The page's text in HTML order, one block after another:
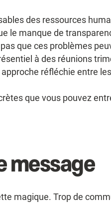
des ressources
le manque de
que ces problèmes
à des réunions
réfléchie entre
que vous pouvez
message
magique. Trop de